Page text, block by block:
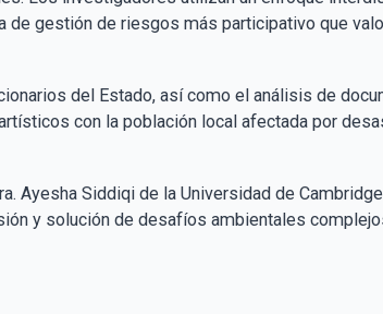
de gestión de riesgos más participativo que
del Estado, así como el análisis de
con la población local afectada por
Ayesha Siddiqi de la Universidad de
y solución de desafíos ambientales